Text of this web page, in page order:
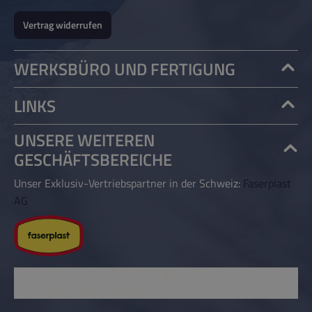
Vertrag widerrufen
WERKSBÜRO UND FERTIGUNG
LINKS
UNSERE WEITEREN
GESCHÄFTSBEREICHE
Unser Exklusiv-Vertriebspartner in der Schweiz: Faserplast
AG